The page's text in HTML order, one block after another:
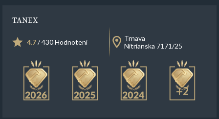
TANEX
4.7/ 430 Hodnotení
Trnava
Nitrianska 7171/25
+2